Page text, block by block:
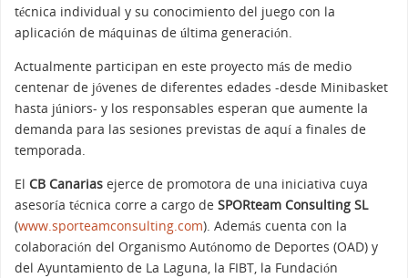
técnica individual y su conocimiento del juego con la
aplicación de máquinas de última generación.
Actualmente participan en este proyecto más de medio
centenar de jóvenes de diferentes edades -desde Minibasket
hasta júniors- y los responsables esperan que aumente la
demanda para las sesiones previstas de aquí a finales de
temporada.
El CB Canarias ejerce de promotora de una iniciativa cuya
asesoría técnica corre a cargo de SPORteam Consulting SL
(www.sporteamconsulting.com). Además cuenta con la
colaboración del Organismo Autónomo de Deportes (OAD) y
del Ayuntamiento de La Laguna, la FIBT, la Fundación